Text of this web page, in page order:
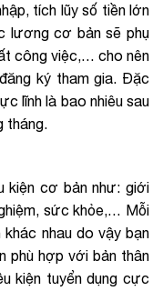
tích lũy số tiền lớn
lương cơ bản sẽ phụ
công việc,… cho nên
ký tham gia. Đặc
lĩnh là bao nhiêu sau
tháng.
kiện cơ bản như: giới
sức khỏe,… Mỗi
nhau do vậy bạn
phù hợp với bản thân
kiện tuyển dụng cực